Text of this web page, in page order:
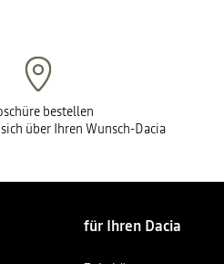
bestellen
über Ihren Wunsch-Dacia
für Ihren Dacia